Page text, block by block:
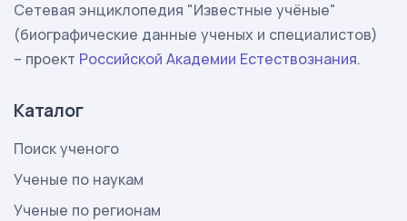
Сетевая энциклопедия "Известные учёные"
(биографические данные ученых и специалистов)
– проект Российской Академии Естествознания.
Каталог
Поиск ученого
Ученые по наукам
Ученые по регионам